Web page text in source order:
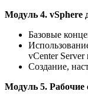
Модуль 4. vSphere
Базовые
vCenter
Создание,
Модуль 5.